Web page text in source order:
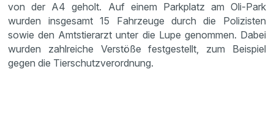
von der A4 geholt. Auf einem Parkplatz am Oli-Park
wurden insgesamt 15 Fahrzeuge durch die Polizisten
sowie den Amtstierarzt unter die Lupe genommen. Dabei
wurden zahlreiche Verstöße festgestellt, zum Beispiel
gegen die Tierschutzverordnung.